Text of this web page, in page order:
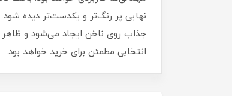
نهایی پر رنگ‌تر و یکدست‌تر دیده
جذاب روی ناخن ایجاد می‌شود و ظاهر
انتخابی مطمئن برای خرید خواهد بود.